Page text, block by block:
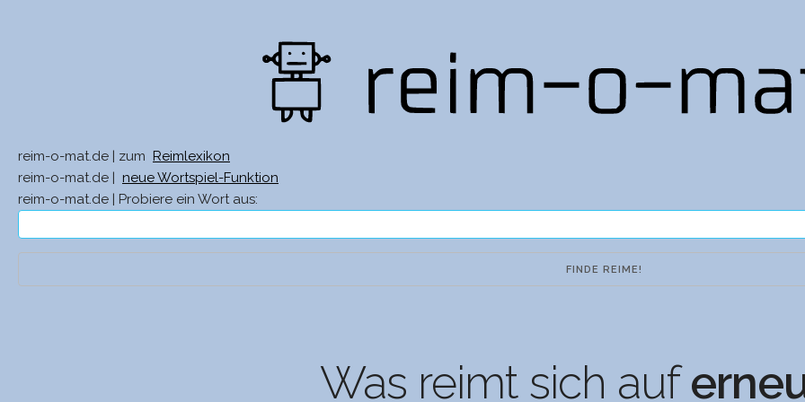
reim-o-mat.de | zum
Reimlexikon
reim-o-mat.de |
neue Wortspiel-Funktion
reim-o-mat.de | Probiere ein Wort aus:
Was reimt sich auf